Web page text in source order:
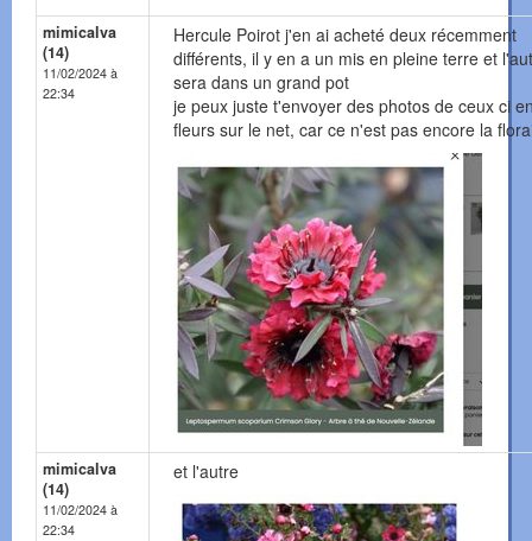
mimicalva
(14)
11/02/2024 à
22:34
Hercule Poirot j'en ai acheté deux récemment
différents, il y en a un mis en pleine terre et
sera dans un grand pot
je peux juste t'envoyer des photos de ceux ci
fleurs sur le net, car ce n'est pas encore la
mimicalva
(14)
11/02/2024 à
22:34
et l'autre